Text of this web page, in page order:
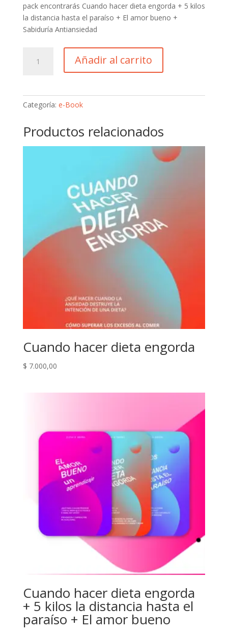
pack encontrarás Cuando hacer dieta engorda + 5 kilos
la distancia hasta el paraíso + El amor bueno +
Sabiduría Antiansiedad
hacer
la
distancia
Sabiduría
Añadir al carrito
Categoría: e-Book
Productos relacionados
Cuando hacer dieta engorda
$ 7.000,00
Cuando hacer dieta engorda
+ 5 kilos la distancia hasta el
paraíso + El amor bueno